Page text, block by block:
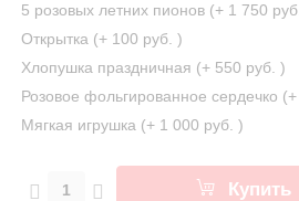
5 розовых летних пионов (+ 1 750 руб.
Открытка (+ 100 руб. )
Хлопушка праздничная (+ 550 руб. )
Розовое фольгированное сердечко (+
Мягкая игрушка (+ 1 000 руб. )
Купить